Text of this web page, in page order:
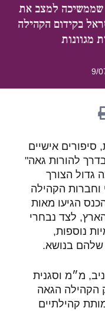
שממשיכה למצב את
בקידום הקהילה
מגוונות
9/
אישיים
להורות גאה"
גדול הצורך
וחברות הקהילה
הגיעו מאות
לצד נבחרי
נוספות,
שלהם בנושא.
מ״מ וסגנית
הקהילה הגאה
קהילתיים